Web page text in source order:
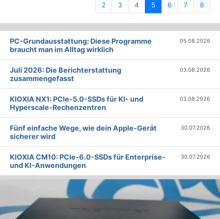
2 3 4 5(current)
6 7 8
PC-Grundausstattung: Diese Programme
braucht man im Alltag wirklich
05.08.2026
Juli 2026: Die Bericht­erstattung
zusammengefasst
03.08.2026
KIOXIA NX1: PCIe-5.0-SSDs für KI- und
Hyperscale-Rechenzentren
03.08.2026
Fünf einfache Wege, wie dein Apple-Gerät
sicherer wird
30.07.2026
KIOXIA CM10: PCIe-6.0-SSDs für Enterprise-
und KI-Anwendungen
30.07.2026